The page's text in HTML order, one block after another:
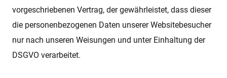
vorgeschriebenen Vertrag, der gewährleistet, dass dieser
die personenbezogenen Daten unserer Websitebesucher
nur nach unseren Weisungen und unter Einhaltung der
DSGVO verarbeitet.